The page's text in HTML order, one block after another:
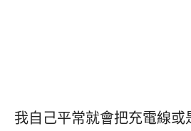
我自己平常就會把充電線或